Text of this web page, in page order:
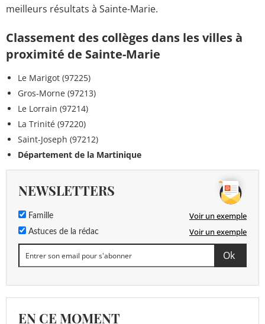
meilleurs résultats à Sainte-Marie.
Classement des collèges dans les villes à
proximité de Sainte-Marie
Le Marigot (97225)
Gros-Morne (97213)
Le Lorrain (97214)
La Trinité (97220)
Saint-Joseph (97212)
Département de la Martinique
NEWSLETTERS
Famille Voir un exemple
Astuces de la rédac Voir un exemple
EN CE MOMENT